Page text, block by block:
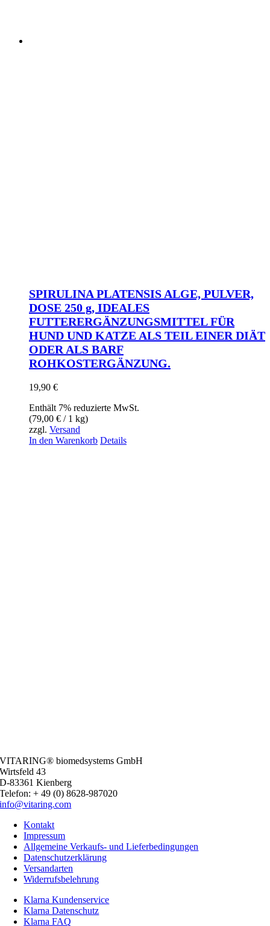
SPIRULINA PLATENSIS ALGE, PULVER,
DOSE 250 g, IDEALES
FUTTERERGÄNZUNGSMITTEL FÜR
HUND UND KATZE ALS TEIL EINER DIÄT
ODER ALS BARF
ROHKOSTERGÄNZUNG.
19,90 €
Enthält 7% reduzierte MwSt.
(79,00 € / 1 kg)
zzgl. Versand
In den Warenkorb Details
VITARING® biomedsystems GmbH
Wirtsfeld 43
D-83361 Kienberg
Telefon: + 49 (0) 8628-987020
info@vitaring.com
Kontakt
Impressum
Allgemeine Verkaufs- und Lieferbedingungen
Datenschutzerklärung
Versandarten
Widerrufsbelehrung
Klarna Kundenservice
Klarna Datenschutz
Klarna FAQ